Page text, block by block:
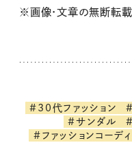
※画像・文章の無断転
#30代ファッション
#サンダル
#ファッションコーディ